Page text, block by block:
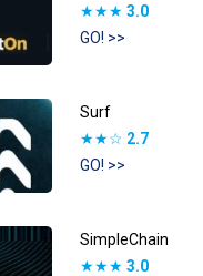
★★★ 3.0
GO! >>
Surf
★★☆ 2.7
GO! >>
SimpleChain
★★★ 3.0